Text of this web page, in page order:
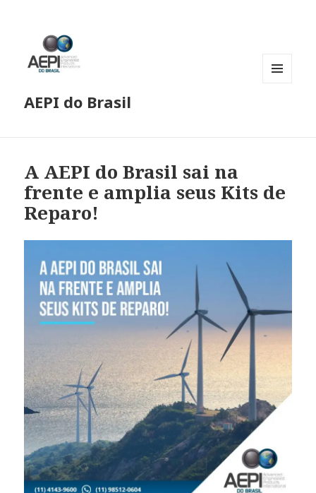
AEPI do Brasil
A AEPI do Brasil sai na
frente e amplia seus Kits de
Reparo!